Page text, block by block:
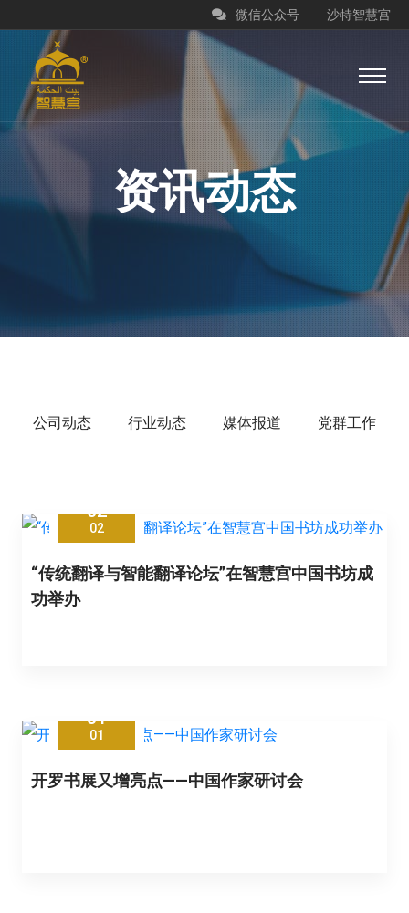
沙特智慧宫
微信公众号
资讯动态
公司动态 行业动态 媒体报道 党群工作
02
02
“传统翻译与智能翻译论坛”在智慧宫中国书坊成
功举办
31
01
开罗书展又增亮点——中国作家研讨会